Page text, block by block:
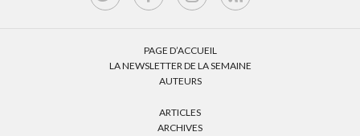
PAGE D’ACCUEIL
LA NEWSLETTER DE LA SEMAINE
AUTEURS
ARTICLES
ARCHIVES